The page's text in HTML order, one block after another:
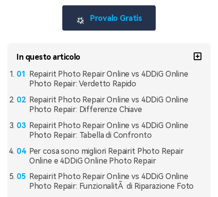
Provalo Gratis
In questo articolo
Repairit Photo Repair Online vs 4DDiG Online
Photo Repair: Verdetto Rapido
Repairit Photo Repair Online vs 4DDiG Online
Photo Repair: Differenze Chiave
Repairit Photo Repair Online vs 4DDiG Online
Photo Repair: Tabella di Confronto
Per cosa sono migliori Repairit Photo Repair
Online e 4DDiG Online Photo Repair
Repairit Photo Repair Online vs 4DDiG Online
Photo Repair: FunzionalitÃ di Riparazione Foto